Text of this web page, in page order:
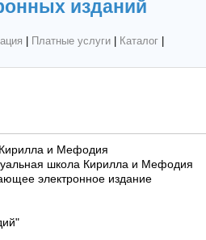
изданий
Платные услуги| Каталог|
Кирилла и Мефодия
школа Кирилла и Мефодия
электронное издание